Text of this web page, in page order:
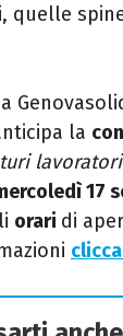
quelle
la
17
orari di